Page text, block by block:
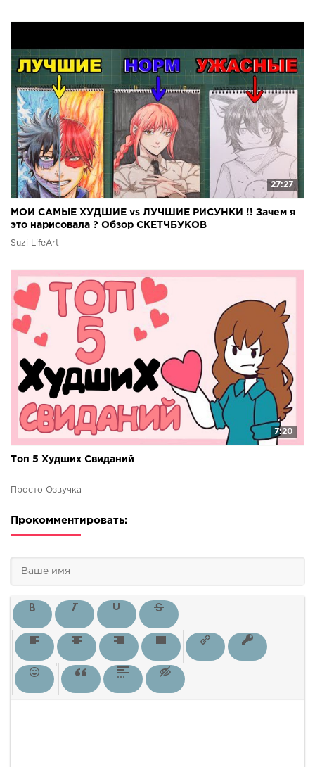
27:27
МОИ САМЫЕ ХУДШИЕ vs ЛУЧШИЕ РИСУНКИ !! Зачем я
это нарисовала ? Обзор СКЕТЧБУКОВ
Suzi LifeArt
7:20
Топ 5 Худших Свиданий
Просто Озвучка
Прокомментировать: